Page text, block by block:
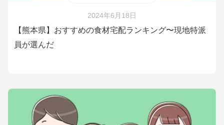
2024年6月18日
【熊本県】おすすめの食材宅配ランキング〜現地特派
員が選んだ